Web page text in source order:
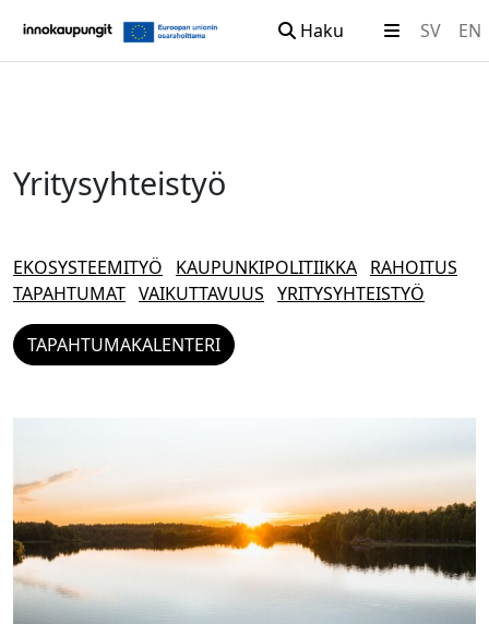
Haku SV EN
Yritysyhteistyö
EKOSYSTEEMITYÖ KAUPUNKIPOLITIIKKA RAHOITUS
TAPAHTUMAT VAIKUTTAVUUS YRITYSYHTEISTYÖ
TAPAHTUMAKALENTERI